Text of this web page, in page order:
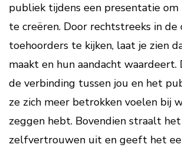
publiek tijdens een presentatie
te creëren. Door rechtstreeks in de
toehoorders te kijken, laat je zien
maakt en hun aandacht
de verbinding tussen jou en het
ze zich meer betrokken voelen bij
zeggen hebt. Bovendien straalt het
zelfvertrouwen uit en geeft het